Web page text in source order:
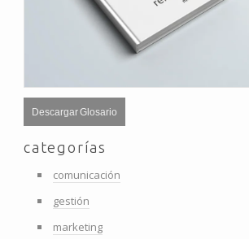
Descargar Glosario
categorías
comunicación
gestión
marketing